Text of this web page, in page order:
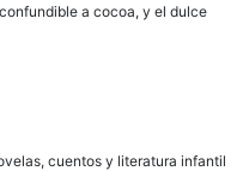
a cocoa, y el dulce
cuentos y literatura infantil